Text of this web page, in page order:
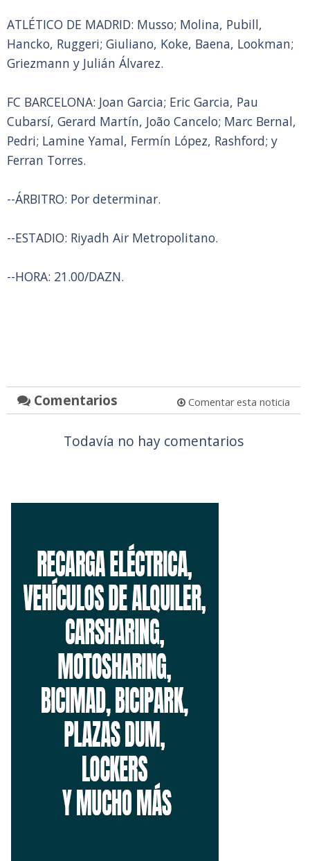
ATLÉTICO DE MADRID: Musso; Molina, Pubill,
Hancko, Ruggeri; Giuliano, Koke, Baena, Lookman;
Griezmann y Julián Álvarez.
FC BARCELONA: Joan Garcia; Eric Garcia, Pau
Cubarsí, Gerard Martín, João Cancelo; Marc Bernal,
Pedri; Lamine Yamal, Fermín López, Rashford; y
Ferran Torres.
--ÁRBITRO: Por determinar.
--ESTADIO: Riyadh Air Metropolitano.
--HORA: 21.00/DAZN.
Comentarios Comentar esta noticia
Todavía no hay comentarios